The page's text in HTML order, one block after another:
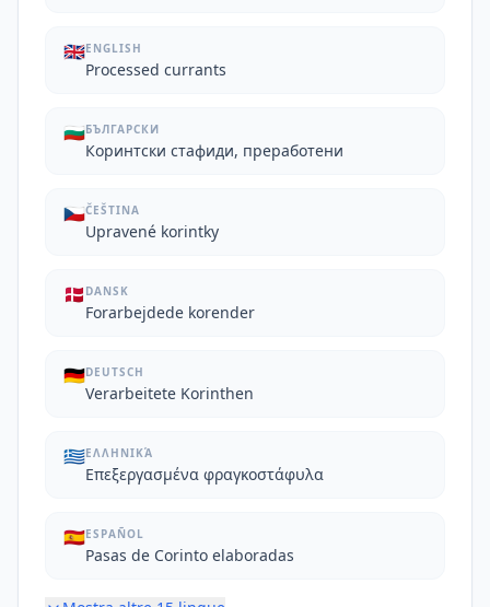
🇬🇧ENGLISH
Processed currants
🇧🇬БЪЛГАРСКИ
Коринтски стафиди, преработени
🇨🇿ČEŠTINA
Upravené korintky
🇩🇰 DANSK
Forarbejdede korender
🇩🇪DEUTSCH
Verarbeitete Korinthen
🇬🇷ΕΛΛΗΝΙΚΆ
Επεξεργασμένα φραγκοστάφυλα
🇪🇸ESPAÑOL
Pasas de Corinto elaboradas